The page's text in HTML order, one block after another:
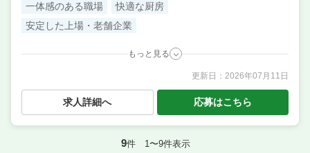
一体感のある職場
快適な厨房
安定した上場・老舗企業
もっと見る
サービス・ホール ／ 店長候補・マネージャー
和食、会席料理
住所 静岡県熱海市春日町9-1 ザ・クレストタワー熱海 1F
5000円〜7000円
更新日： 2026年07月11日
求人詳細へ 応募はこちら
9件 1〜9件表示